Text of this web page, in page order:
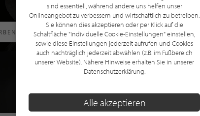
sind essentiell, während andere uns helfen unser
Onlineangebot zu verbessern und wirtschaftlich zu betreiben.
Sie können dies akzeptieren oder per Klick auf die
Schaltfläche "Individuelle Cookie-Einstellungen" einstellen,
sowie diese Einstellungen jederzeit aufrufen und Cookies
auch nachträglich jederzeit abwählen (z.B. im Fußbereich
unserer Website). Nähere Hinweise erhalten Sie in unserer
Datenschutzerklärung.
Alle akzeptieren